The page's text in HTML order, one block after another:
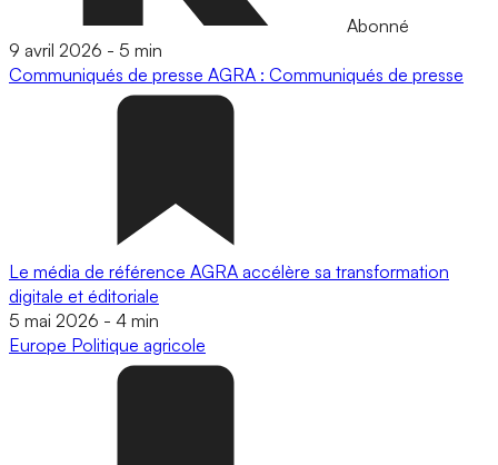
Abonné
9 avril 2026 - 5 min
Communiqués de presse AGRA : Communiqués de presse
Le média de référence AGRA accélère sa transformation
digitale et éditoriale
5 mai 2026 - 4 min
Europe Politique agricole